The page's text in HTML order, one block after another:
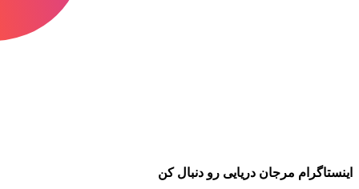
اینستاگرام مرجان دریایی رو دنبال کن